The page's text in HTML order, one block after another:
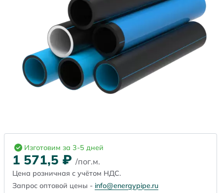
Изготовим за 3-5 дней
1 571,5 ₽ /пог.м.
Цена розничная с учётом НДС.
Запрос оптовой цены - info@energypipe.ru